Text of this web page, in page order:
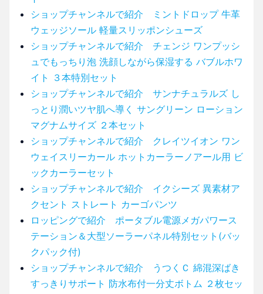
ショップチャンネルで紹介 ミントドロップ 牛革
ウェッジソール 軽量スリッポンシューズ
ショップチャンネルで紹介 チェンジ ワンプッシ
ュでもっちり泡 洗顔しながら保湿する バブルホワ
イト ３本特別セット
ショップチャンネルで紹介 サンナチュラルズ し
っとり潤いツヤ肌へ導く サングリーン ローション
マグナムサイズ ２本セット
ショップチャンネルで紹介 クレイツイオン ワン
ウェイスリーカール ホットカーラーノアール用 ビ
ックカーラーセット
ショップチャンネルで紹介 イクシーズ 異素材ア
クセント ストレート カーゴパンツ
ロッピングで紹介 ポータブル電源メガパワース
テーション＆大型ソーラーパネル特別セット(バッ
クパック付)
ショップチャンネルで紹介 うつくＣ 綿混深ばき
すっきりサポート 防水布付一分丈ボトム ２枚セッ